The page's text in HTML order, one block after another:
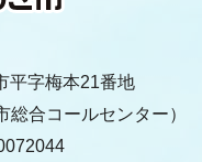
字梅本21番地
総合コールセンター）